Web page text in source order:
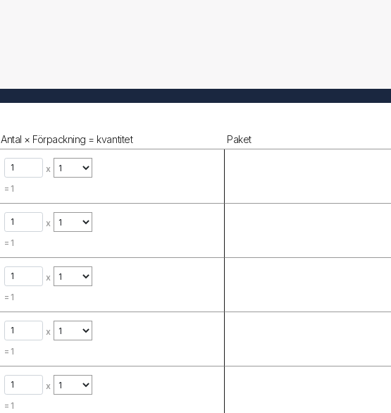
Antal × Förpackning = kvantitet Paket
x
= 1
x
= 1
x
= 1
x
= 1
x
= 1